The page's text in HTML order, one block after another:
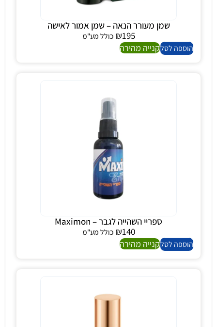
שמן מעורר הנאה – שמן אמור לאישה
₪195
כולל מע"מ
הוספה לסלקנייה מהירה
ספריי השהייה לגבר – Maximon
₪140
כולל מע"מ
הוספה לסלקנייה מהירה